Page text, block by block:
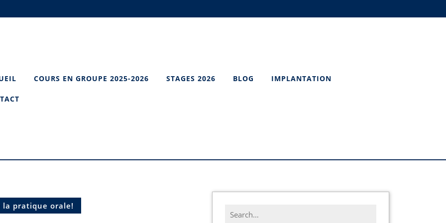
COURS EN GROUPE 2025-2026 STAGES 2026 BLOG IMPLANTATION
la pratique orale!
Search
for: